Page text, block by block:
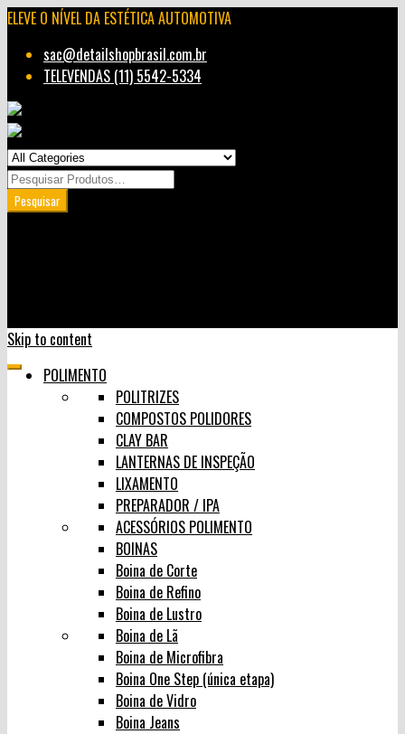
ELEVE O NÍVEL DA ESTÉTICA AUTOMOTIVA
sac@detailshopbrasil.com.br
TELEVENDAS (11) 5542-5334
Skip to content
POLIMENTO
POLITRIZES
COMPOSTOS POLIDORES
CLAY BAR
LANTERNAS DE INSPEÇÃO
LIXAMENTO
PREPARADOR / IPA
ACESSÓRIOS POLIMENTO
BOINAS
Boina de Corte
Boina de Refino
Boina de Lustro
Boina de Lã
Boina de Microfibra
Boina One Step (única etapa)
Boina de Vidro
Boina Jeans